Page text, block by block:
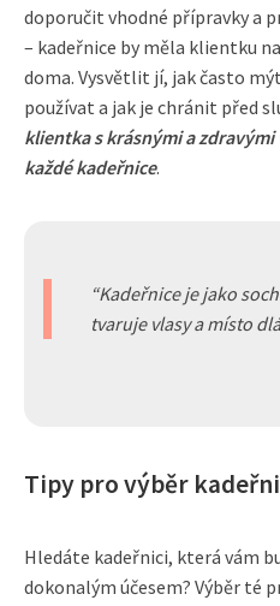
doporučit vhodné přípravky a
– kadeřnice by měla klientku
doma. Vysvětlit jí, jak často
používat a jak je chránit před
klientka s krásnými a
každé kadeřnice.
Kadeřnice je jako
tvaruje vlasy a místo
Tipy pro výběr
Hledáte kadeřnici, která vám
dokonalým účesem? Výběr té